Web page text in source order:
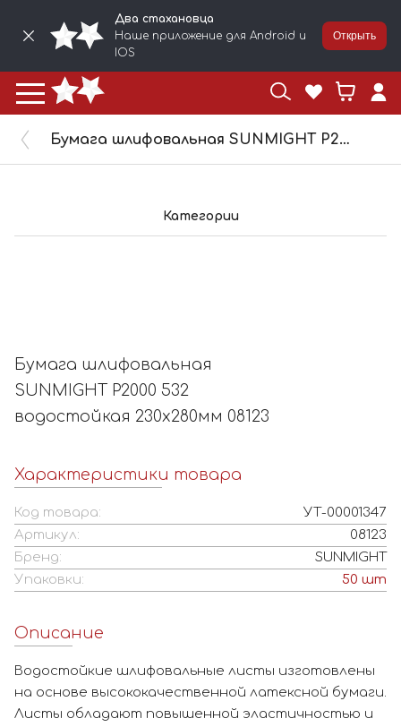
Два стахановца
Наше приложение для Android и
IOS
Открыть
Бумага шлифовальная SUNMIGHT P2000 532 водостойкая 230х280мм 08123
Категории
Бумага шлифовальная
SUNMIGHT P2000 532
водостойкая 230х280мм 08123
Характеристики товара
Код товара:
УТ-00001347
Артикул:
08123
Бренд:
SUNMIGHT
Упаковки:
50 шт
Описание
Водостойкие шлифовальные листы изготовлены
на основе высококачественной латексной бумаги.
Листы обладают повышенной эластичностью и